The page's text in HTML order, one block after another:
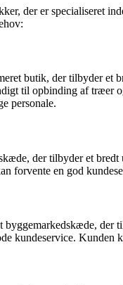
der er specialiseret
butik, der tilbyder et
til opbinding af træer
personale.
der tilbyder et
forvente en god
byggemarkedskæde, der
kundeservice. Kunden